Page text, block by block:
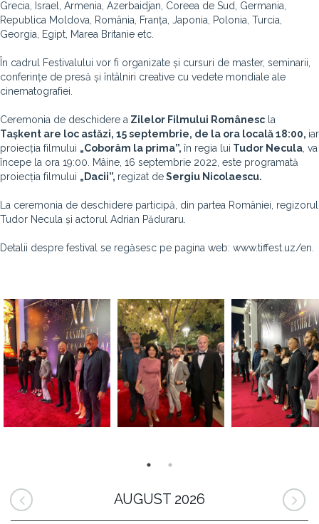
Grecia, Israel, Armenia, Azerbaidjan, Coreea de Sud, Germania,
Republica Moldova, România, Franța, Japonia, Polonia, Turcia,
Georgia, Egipt, Marea Britanie etc.
În cadrul Festivalului vor fi organizate și cursuri de master, seminarii,
conferințe de presă și întâlniri creative cu vedete mondiale ale
cinematografiei.
Ceremonia de deschidere a Zilelor Filmului Românesc la
Tașkent are loc astăzi, 15 septembrie, de la ora locală 18:00, iar
proiecția filmului „Coborâm la prima”, în regia lui Tudor Necula , va
începe la ora 19:00. Mâine, 16 septembrie 2022, este programată
proiecția filmului „Dacii”, regizat deSergiu Nicolaescu.
La ceremonia de deschidere participă, din partea României, regizorul
Tudor Necula și actorul Adrian Păduraru.
Detalii despre festival se regăsesc pe pagina web: www.tiffest.uz/en.
AUGUST 2026